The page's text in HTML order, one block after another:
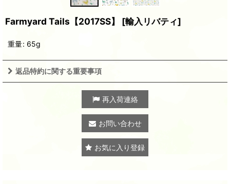
Farmyard Tails【2017SS】 [輸入リバティ]
重量: 65g
返品特約に関する重要事項
再入荷連絡
お問い合わせ
お気に入り登録